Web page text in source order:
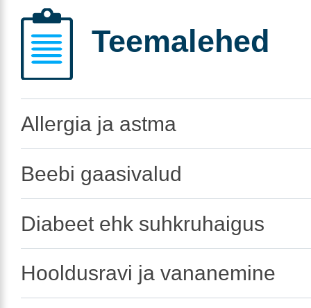
Teemalehed
Allergia ja astma
Beebi gaasivalud
Diabeet ehk suhkruhaigus
Hooldusravi ja vananemine